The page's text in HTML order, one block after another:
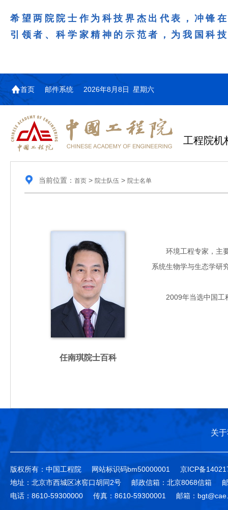
希望两院院士作为科技界杰出代表，冲锋
引领者、科学家精神的示范者，为我国科
首页 邮件系统 2026年8月8日 星期六
工程院机
当前位置： 首页> 院士队伍 > 院士名单
任南琪院士百科
环境工程专家，主要
系统生物学与生态学研
2009年当选中国工
关
版权所有：中国工程院 网站标识码bm50000001
京ICP备
地址：北京市西城区冰窖口胡同2号
邮政信箱：北京8068信箱
电话：8610-59300000
传真：8610-59300001 邮箱：